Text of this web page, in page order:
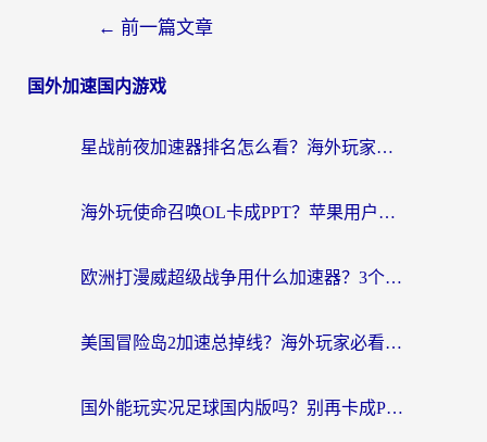
← 前一篇文章
国外加速国内游戏
星战前夜加速器排名怎么看？海外玩家国服游戏畅玩终极指南（附欧洲玩跑跑我的起源解决方案）
海外玩使命召唤OL卡成PPT？苹果用户必看：使命召唤OL国外加速器下载苹果版指南
欧洲打漫威超级战争用什么加速器？3个海外游戏卡顿问题一次解决（附实测推荐）
美国冒险岛2加速总掉线？海外玩家必看的国服游戏加速器选择指南
国外能玩实况足球国内版吗？别再卡成PPT！海外党国服游戏加速全攻略